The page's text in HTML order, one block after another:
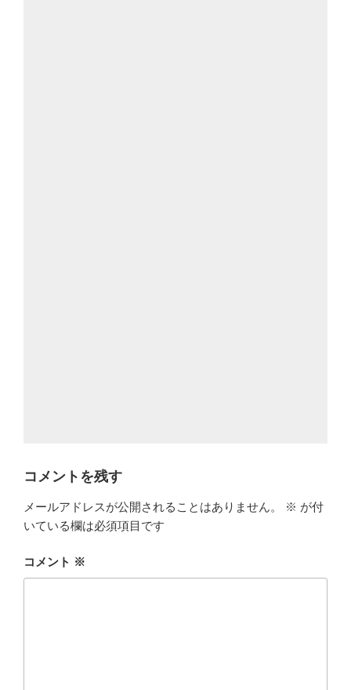
コメントを残す
メールアドレスが公開されることはありません。 ※ が付
いている欄は必須項目です
コメント ※